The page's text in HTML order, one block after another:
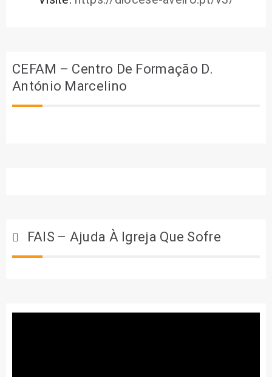
CEFAM – Centro De Formação D.
António Marcelino
FAIS – Ajuda À Igreja Que Sofre